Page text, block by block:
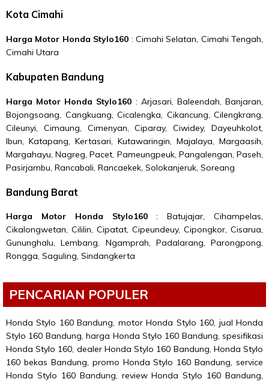
Kota Cimahi
Harga Motor Honda Stylo160 : Cimahi Selatan, Cimahi Tengah,
Cimahi Utara
Kabupaten Bandung
Harga Motor Honda Stylo160 : Arjasari, Baleendah, Banjaran,
Bojongsoang, Cangkuang, Cicalengka, Cikancung, Cilengkrang,
Cileunyi, Cimaung, Cimenyan, Ciparay, Ciwidey, Dayeuhkolot,
Ibun, Katapang, Kertasari, Kutawaringin, Majalaya, Margaasih,
Margahayu, Nagreg, Pacet, Pameungpeuk, Pangalengan, Paseh,
Pasirjambu, Rancabali, Rancaekek, Solokanjeruk, Soreang
Bandung Barat
Harga Motor Honda Stylo160: Batujajar, Cihampelas,
Cikalongwetan, Cililin, Cipatat, Cipeundeuy, Cipongkor, Cisarua,
Gununghalu, Lembang, Ngamprah, Padalarang, Parongpong,
Rongga, Saguling, Sindangkerta
PENCARIAN POPULER
Honda Stylo 160 Bandung, motor Honda Stylo 160, jual Honda
Stylo 160 Bandung, harga Honda Stylo 160 Bandung, spesifikasi
Honda Stylo 160, dealer Honda Stylo 160 Bandung, Honda Stylo
160 bekas Bandung, promo Honda Stylo 160 Bandung, service
Honda Stylo 160 Bandung, review Honda Stylo 160 Bandung,